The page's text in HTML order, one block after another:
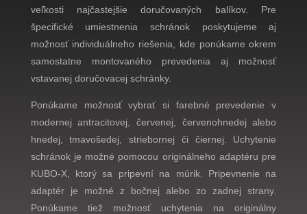
veľkosti najčastejšie doručovaných balíkov. Pre
špecifické umiestnenia schránok poskytujeme aj
možnosť individuálneho riešenia, kde ponúkame okrem
samostatne montovaného prevedenia aj možnosť
vstavanej doručovacej schránky.
Ponúkame možnosť vybrať si farebné prevedenie v
modernej antracitovej, červenej, červenohnedej alebo
hnedej, tmavošedej, striebornej či čiernej. Uchytenie
schránok je možné pomocou originálneho adaptéru pre
KUBO-X, ktorý sa pripevní na múrik. Pripevnenie na
adaptér je možné z bočnej alebo zo zadnej strany.
Ponúkame tiež možnosť uchytenia na originálny